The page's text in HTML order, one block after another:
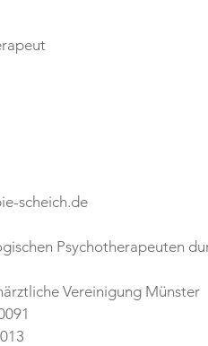
scheich.de
Psychotherapeuten
Vereinigung Münster